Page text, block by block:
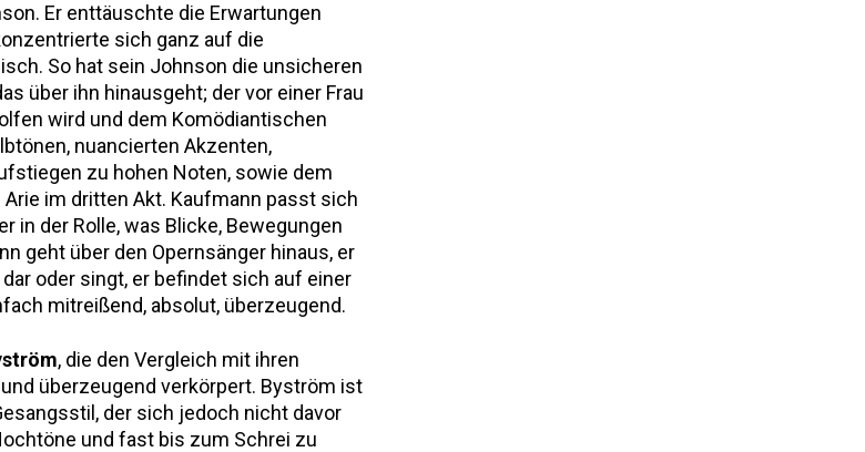
Er enttäuschte die Erwartungen
sich ganz auf die
So hat sein Johnson die unsicheren
über ihn hinausgeht; der vor einer Frau
wird und dem Komödiantischen
nuancierten Akzenten,
zu hohen Noten, sowie dem
im dritten Akt. Kaufmann passt sich
in der Rolle, was Blicke, Bewegungen
geht über den Opernsänger hinaus, er
oder singt, er befindet sich auf einer
mitreißend, absolut, überzeugend.
, die den Vergleich mit ihren
überzeugend verkörpert. Byström ist
der sich jedoch nicht davor
und fast bis zum Schrei zu